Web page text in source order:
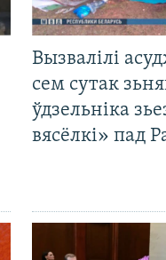
Вызвалілі
сем сутак
ўдзельніка
вясёлкі» пад